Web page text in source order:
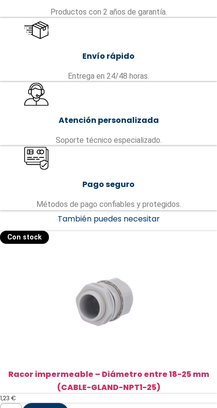
Productos con 2 años de garantía.
Envío rápido
Entrega en 24/48 horas.
Atención personalizada
Soporte técnico especializado.
Pago seguro
Métodos de pago confiables y protegidos.
También puedes necesitar
Con stock
Racor impermeable – Diámetro entre 18-25 mm
(CABLE-GLAND-NPT1-25)
1,23 €